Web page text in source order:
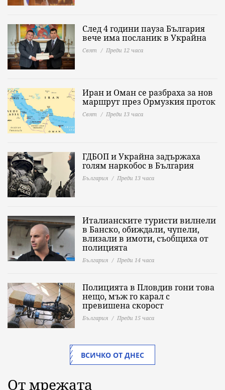
След 4 години пауза България
вече има посланик в Украйна
Свят Преди 12 часа
Иран и Оман се разбраха за нов
маршрут през Ормузкия проток
Свят Преди 13 часа
ГДБОП и Украйна задържаха
голям наркобос в България
България Преди 13 часа
Италианските туристи вилнели
в Банско, обиждали, чупели,
влизали в имоти, съобщиха от
полицията
България Преди 14 часа
Полицията в Пловдив гони това
нещо, мъж го карал с
превишена скорост
България Преди 15 часа
ВСИЧКО ОТ ДНЕС
От мрежата